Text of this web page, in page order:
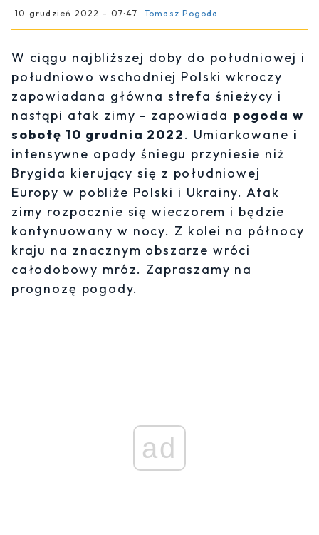
10 grudzień 2022 - 07:47 Tomasz Pogoda
W ciągu najbliższej doby do południowej i
południowo wschodniej Polski wkroczy
zapowiadana główna strefa śnieżycy i
nastąpi atak zimy - zapowiada pogoda w
sobotę 10 grudnia 2022. Umiarkowane i
intensywne opady śniegu przyniesie niż
Brygida kierujący się z południowej
Europy w pobliże Polski i Ukrainy. Atak
zimy rozpocznie się wieczorem i będzie
kontynuowany w nocy. Z kolei na północy
kraju na znacznym obszarze wróci
całodobowy mróz. Zapraszamy na
prognozę pogody.
ad